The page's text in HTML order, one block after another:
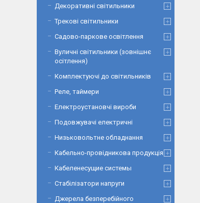
Декоративні світильники
Трекові світильники
Садово-паркове освітлення
Вуличні світильники (зовнішнє
осітлення)
Комплектуючі до світильників
Реле, таймери
Електроустановчі вироби
Подовжувачі електричні
Низьковольтне обладнання
Кабельно-провідникова продукція
Кабеленесущие системы
Стабілізатори напруги
Джерела безперебійного